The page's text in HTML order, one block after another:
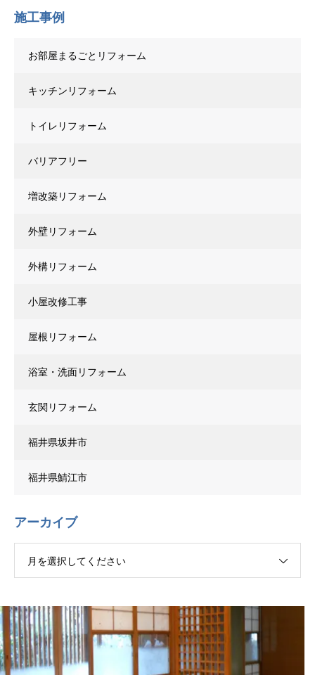
施工事例
お部屋まるごとリフォーム
キッチンリフォーム
トイレリフォーム
バリアフリー
増改築リフォーム
外壁リフォーム
外構リフォーム
小屋改修工事
屋根リフォーム
浴室・洗面リフォーム
玄関リフォーム
福井県坂井市
福井県鯖江市
アーカイブ
月を選択してください